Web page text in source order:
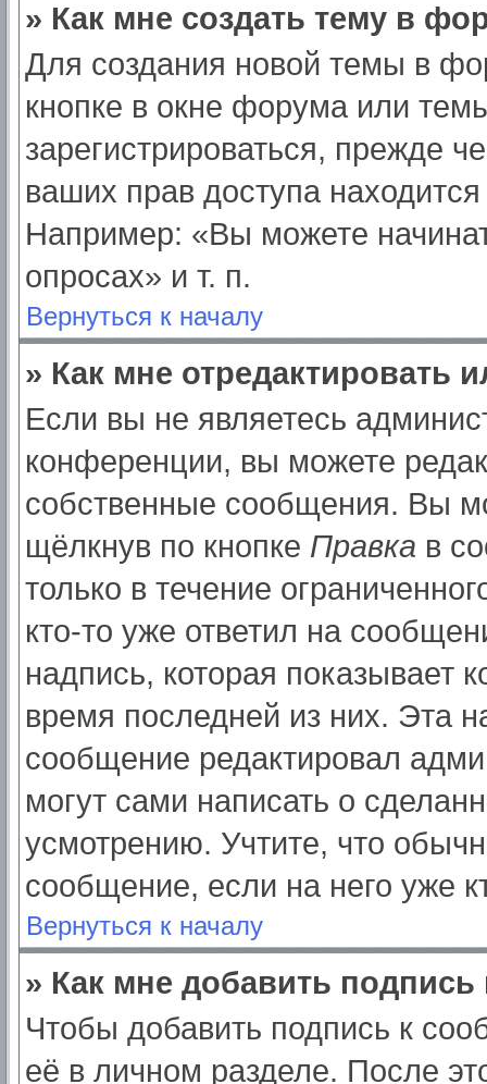
» Как мне создать тему в
Для создания новой темы в
кнопке в окне форума или
зарегистрироваться, прежде
ваших прав доступа
Например: «Вы можете
опросах» и т. п.
Вернуться к началу
» Как мне отредактировать
Если вы не являетесь
конференции, вы можете
собственные сообщения. Вы
щёлкнув по кнопке Правка в
только в течение
кто-то уже ответил на
надпись, которая показывает
время последней из них. Эта
сообщение редактировал
могут сами написать о
усмотрению. Учтите, что
сообщение, если на него уже
Вернуться к началу
» Как мне добавить
Чтобы добавить подпись к
её в личном разделе. После